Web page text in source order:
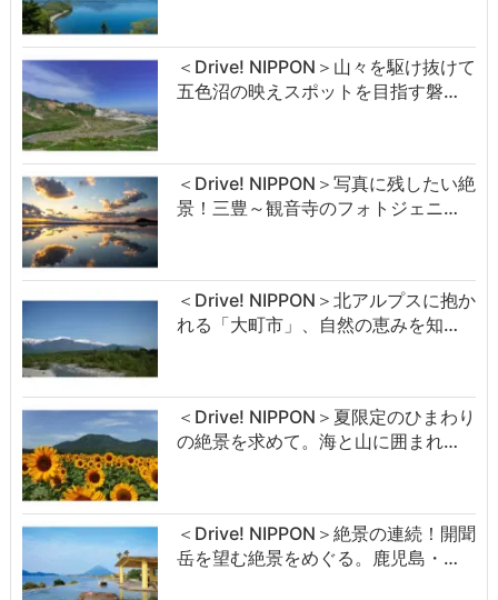
＜Drive! NIPPON＞山々を駆け抜けて
五色沼の映えスポットを目指す磐…
＜Drive! NIPPON＞写真に残したい絶
景！三豊～観音寺のフォトジェニ…
＜Drive! NIPPON＞北アルプスに抱か
れる「大町市」、自然の恵みを知…
＜Drive! NIPPON＞夏限定のひまわり
の絶景を求めて。海と山に囲まれ…
＜Drive! NIPPON＞絶景の連続！開聞
岳を望む絶景をめぐる。鹿児島・…